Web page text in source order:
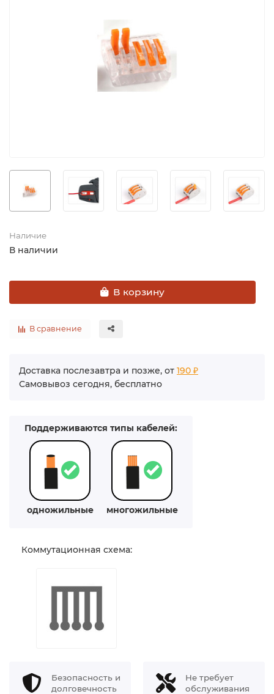
Наличие
В наличии
В корзину
В сравнение
Доставка послезавтра и позже, от 190 ₽
Самовывоз сегодня, бесплатно
Поддерживаются типы кабелей:
одножильные многожильные
Коммутационная схема:
Безопасность и
долговечность
Не требует
обслуживания